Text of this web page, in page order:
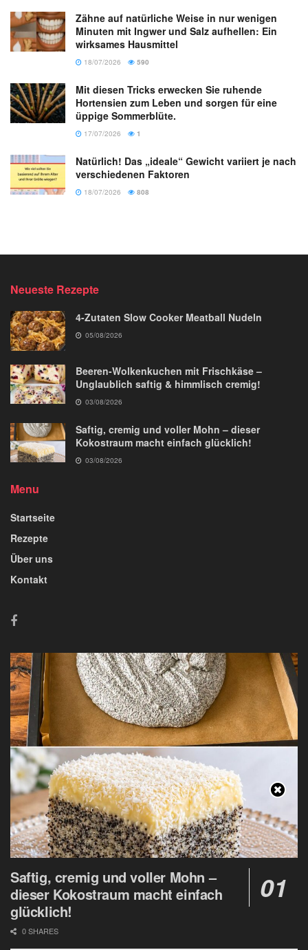
Zähne auf natürliche Weise in nur wenigen
Minuten mit Ingwer und Salz aufhellen: Ein
wirksames Hausmittel
18/07/2026 590
Mit diesen Tricks erwecken Sie ruhende
Hortensien zum Leben und sorgen für eine
üppige Sommerblüte.
17/07/2026 1
Natürlich! Das „ideale“ Gewicht variiert je nach
verschiedenen Faktoren
18/07/2026 808
Neueste Rezepte
4-Zutaten Slow Cooker Meatball Nudeln
05/08/2026
Beeren-Wolkenkuchen mit Frischkäse –
Unglaublich saftig & himmlisch cremig!
03/08/2026
Saftig, cremig und voller Mohn – dieser
Kokostraum macht einfach glücklich!
03/08/2026
Menu
Startseite
Rezepte
Über uns
Kontakt
Saftig, cremig und voller Mohn –
dieser Kokostraum macht einfach
glücklich!
0 SHARES